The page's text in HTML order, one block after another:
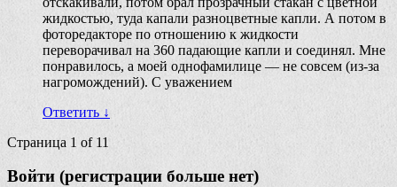
жидкостью, туда капали разноцветные капли. А потом в
фоторедакторе по отношению к жидкости
переворачивал на 360 падающие капли и соединял. Мне
понравилось, а моей однофамилице — не совсем (из-за
нагромождений). С уважением
Ответить ↓
Страница 1 of 11
Войти (регистрации больше нет)